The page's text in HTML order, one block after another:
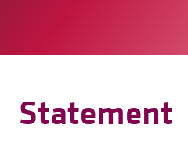
Statement